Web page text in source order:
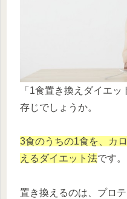
「1食置き換えダイエ
存じでしょうか。
3食のうちの1食を、カ
えるダイエット法です。
置き換えるのは、プロ